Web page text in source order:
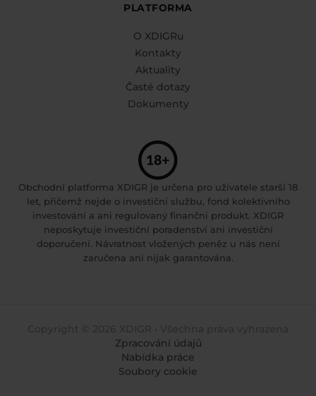
PLATFORMA
O XDIGRu
Kontakty
Aktuality
Časté dotazy
Dokumenty
Obchodní platforma XDIGR je určena pro uživatele starší 18
let, přičemž nejde o investiční službu, fond kolektivního
investování a ani regulovaný finanční produkt. XDIGR
neposkytuje investiční poradenství ani investiční
doporučení. Návratnost vložených peněz u nás není
zaručena ani nijak garantována.
Zpracování údajů
Nabídka práce
Soubory cookie